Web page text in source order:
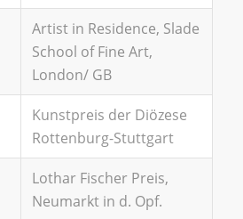
Artist in Residence, Slade
School of Fine Art,
London/ GB
Kunstpreis der Diözese
Rottenburg-Stuttgart
Lothar Fischer Preis,
Neumarkt in d. Opf.